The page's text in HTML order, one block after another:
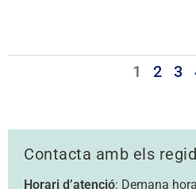
1 2 3
Contacta amb els
Horari d’atenció: Demana